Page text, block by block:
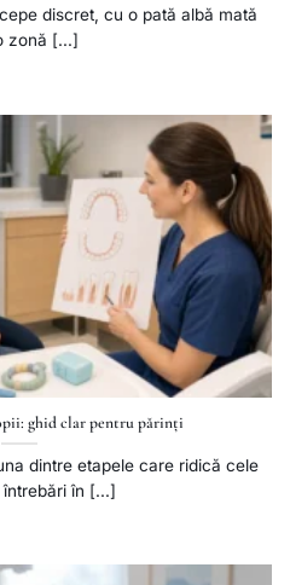
discret, cu o pată albă mată
zonă [...]
ghid clar pentru părinți
dintre etapele care ridică cele
întrebări în [...]